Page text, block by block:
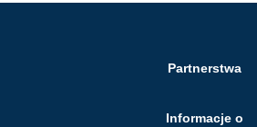
Partnerstwa
Informacje o